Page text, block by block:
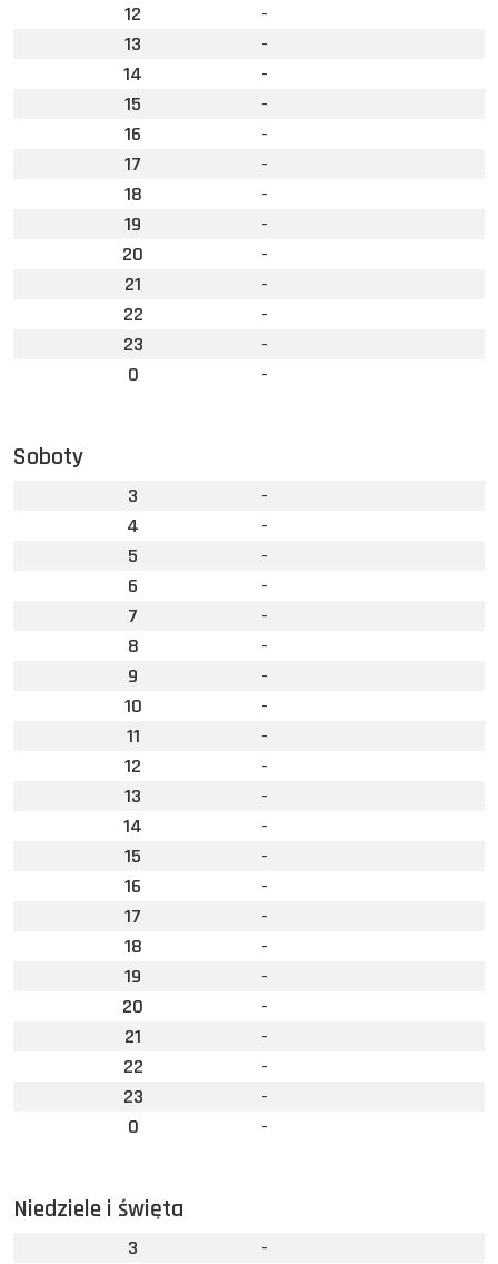
12
-
13
-
14
-
15
-
16
-
17
-
18
-
19
-
20
-
21
-
22
-
23
-
0
-
Soboty
3
-
4
-
5
-
6
-
7
-
8
-
9
-
10
-
11
-
12
-
13
-
14
-
15
-
16
-
17
-
18
-
19
-
20
-
21
-
22
-
23
-
0
-
Niedziele i święta
3
-